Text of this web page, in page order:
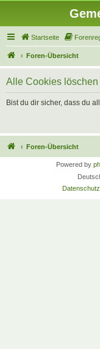
Startseite
Foren-Übersicht
Alle Cookies löschen
Bist du dir sicher, dass du
Foren-Übersicht
Powered by
Datenschutz